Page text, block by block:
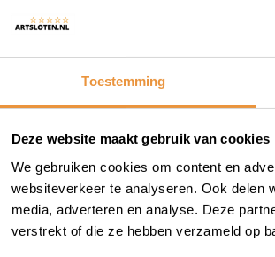
Toestemming
Deze website maakt gebruik van cookies
We gebruiken cookies om content en
websiteverkeer te analyseren. Ook delen
media, adverteren en analyse. Deze
verstrekt of die ze hebben verzameld op
Alles voor uw tweewieler
Cookiebeleid
Over ons